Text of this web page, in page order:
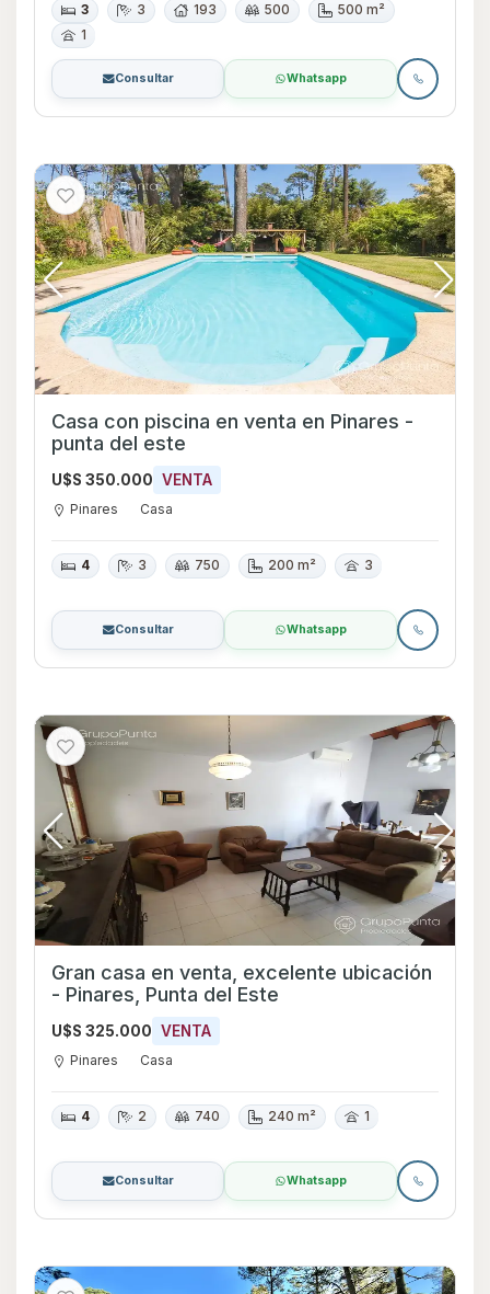
3 3 193 500
500 m²
1
Consultar Whatsapp
Casa con piscina en venta en Pinares -
punta del este
U$S 350.000 VENTA
Pinares Casa
4 3 750 200 m² 3
Consultar Whatsapp
Gran casa en venta, excelente ubicación
- Pinares, Punta del Este
U$S 325.000 VENTA
Pinares Casa
4 2 740 240 m² 1
Consultar Whatsapp